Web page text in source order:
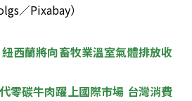
／Pixabay）
西蘭將向畜牧業溫室氣體排放收
零碳牛肉躍上國際市場 台灣消費